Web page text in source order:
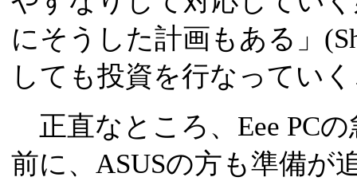
にそうした計画もある」
しても投資を行なってい
正直なところ、Eee PC
前に、ASUSの方も準備が